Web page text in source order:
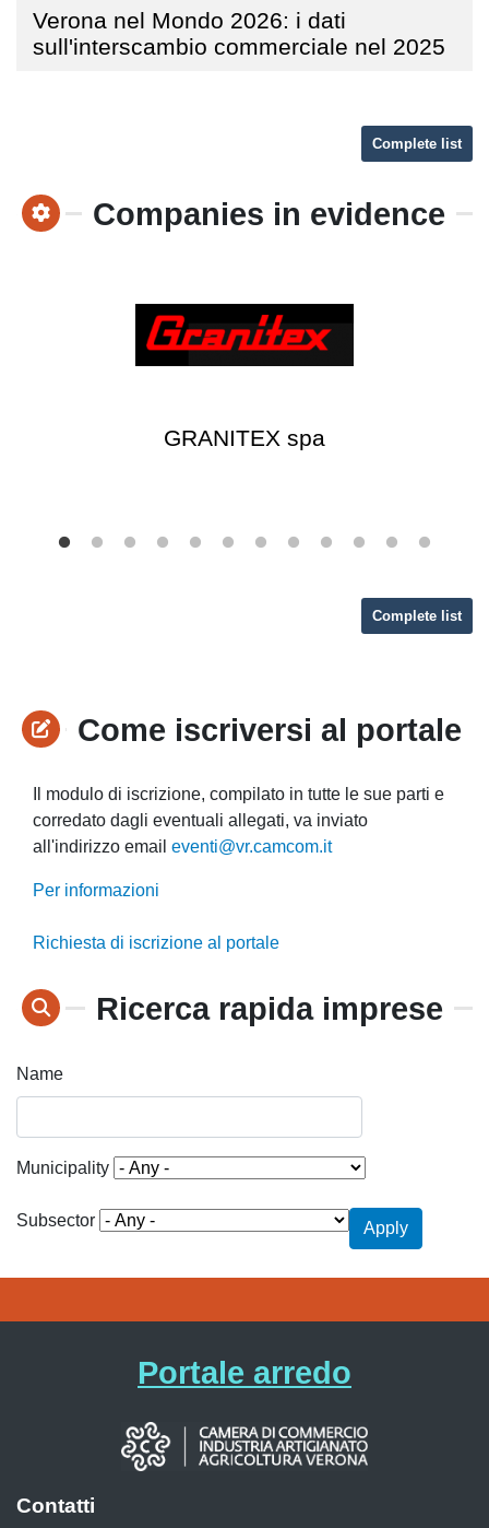
Verona nel Mondo 2026: i dati
sull'interscambio commerciale nel 2025
Complete list
Companies in evidence
GRANITEX spa
Complete list
Come iscriversi al portale
Il modulo di iscrizione, compilato in tutte le sue parti e
corredato dagli eventuali allegati, va inviato
all'indirizzo email eventi@vr.camcom.it
Per informazioni
Richiesta di iscrizione al portale
Ricerca rapida imprese
Name
Municipality
Subsector Apply
Portale arredo
Contatti